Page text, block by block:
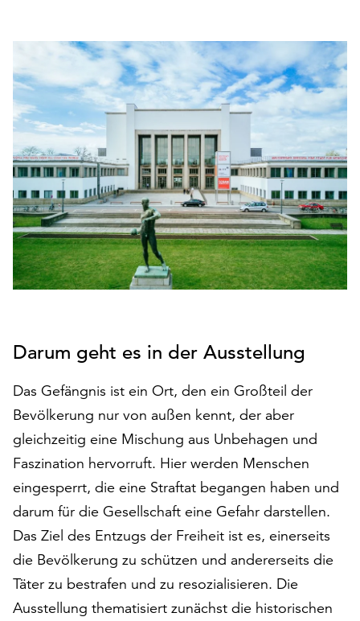
für
den
Betrieb
der
Seite
notwendig
sind
(funktionale
Cookies),
sowie
solche,
die
lediglich
zu
genutzt
werden.
Klicken
Sie
„Alle
akzeptieren“,
um
alle
Cookies
zu
akzeptieren.
Sie
können
Ihr
Darum geht es in der Ausstellung
Das Gefängnis ist ein Ort, den ein Großteil der
Bevölkerung nur von außen kennt, der aber
gleichzeitig eine Mischung aus Unbehagen und
Faszination hervorruft. Hier werden Menschen
eingesperrt, die eine Straftat begangen haben und
darum für die Gesellschaft eine Gefahr darstellen.
Das Ziel des Entzugs der Freiheit ist es, einerseits
die Bevölkerung zu schützen und andererseits die
Täter zu bestrafen und zu resozialisieren. Die
Ausstellung thematisiert zunächst die historischen